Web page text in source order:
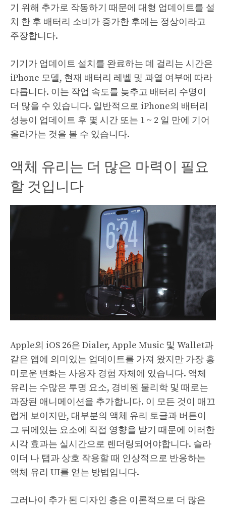
기 위해 추가로 작동하기 때문에 대형 업데이트를 설
치 한 후 배터리 소비가 증가한 후에는 정상이라고
주장합니다.
기기가 업데이트 설치를 완료하는 데 걸리는 시간은
iPhone 모델, 현재 배터리 레벨 및 과열 여부에 따라
다릅니다. 이는 작업 속도를 늦추고 배터리 수명이
더 많을 수 있습니다. 일반적으로 iPhone의 배터리
성능이 업데이트 후 몇 시간 또는 1 ~ 2 일 만에 기어
올라가는 것을 볼 수 있습니다.
액체 유리는 더 많은 마력이 필요
할 것입니다
Apple의 iOS 26은 Dialer, Apple Music 및 Wallet과
같은 앱에 의미있는 업데이트를 가져 왔지만 가장 흥
미로운 변화는 사용자 경험 자체에 있습니다. 액체
유리는 수많은 투명 요소, 경비원 물리학 및 때로는
과장된 애니메이션을 추가합니다. 이 모든 것이 매끄
럽게 보이지만, 대부분의 액체 유리 토글과 버튼이
그 뒤에있는 요소에 직접 영향을 받기 때문에 이러한
시각 효과는 실시간으로 렌더링되어야합니다. 슬라
이더 나 탭과 상호 작용할 때 인상적으로 반응하는
액체 유리 UI를 얻는 방법입니다.
그러나이 추가 된 디자인 층은 이론적으로 더 많은